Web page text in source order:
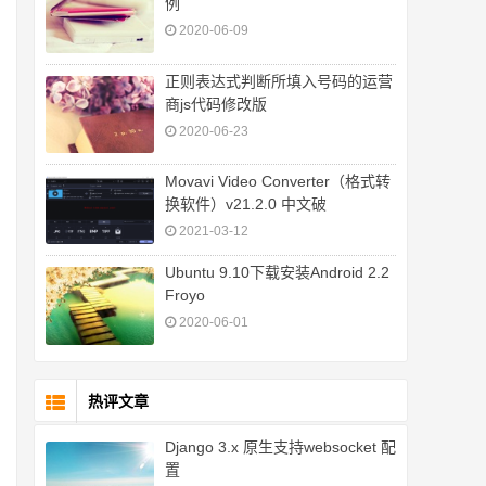
例
2020-06-09
正则表达式判断所填入号码的运营
商js代码修改版
2020-06-23
Movavi Video Converter（格式转
换软件）v21.2.0 中文破
2021-03-12
Ubuntu 9.10下载安装Android 2.2
Froyo
2020-06-01
热评文章
Django 3.x 原生支持websocket 配
置